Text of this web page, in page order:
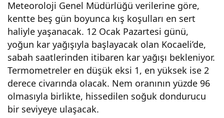
Meteoroloji Genel Müdürlüğü verilerine göre,
kentte beş gün boyunca kış koşulları en sert
haliyle yaşanacak. 12 Ocak Pazartesi günü,
yoğun kar yağışıyla başlayacak olan Kocaeli’de,
sabah saatlerinden itibaren kar yağışı bekleniyor.
Termometreler en düşük eksi 1, en yüksek ise 2
derece civarında olacak. Nem oranının yüzde 96
olmasıyla birlikte, hissedilen soğuk dondurucu
bir seviyeye ulaşacak.